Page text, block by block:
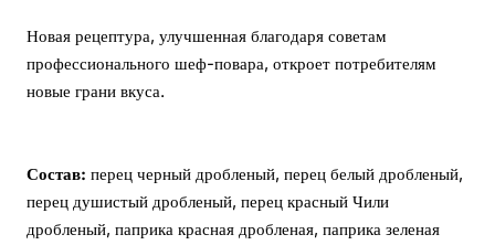
Новая рецептура, улучшенная благодаря советам
профессионального шеф-повара, откроет потребителям
новые грани вкуса.
Состав: перец черный дробленый, перец белый дробленый,
перец душистый дробленый, перец красный Чили
дробленый, паприка красная дробленая, паприка зеленая